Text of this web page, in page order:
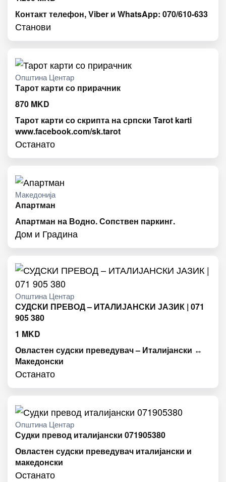
Контакт телефон, Viber и WhatsApp: 070/610-633
Станови
Општина Центар
Тарот карти со прирачник
870 MKD
Тарот карти со скрипта на српски Tarot karti
www.facebook.com/sk.tarot
Останато
Македонија
Апартман
Апартман на Водно. Сопствен паркинг.
Дом и Градина
Општина Центар
СУДСКИ ПРЕВОД – ИТАЛИЈАНСКИ ЈАЗИК | 071
905 380
1 MKD
Овластен судски преведувач – Италијански ↔
Македонски
Останато
Општина Центар
Судки превод италијански 071905380
Овластен судски преведувач италијански и
македонски
Останато